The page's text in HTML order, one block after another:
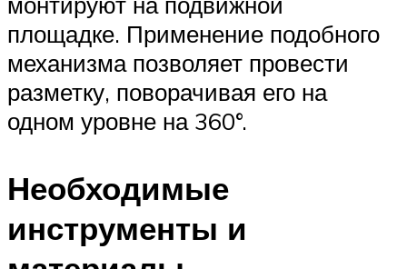
площадке. Применение подобного
механизма позволяет провести
разметку, поворачивая его на
одном уровне на 360°.
Необходимые
инструменты и